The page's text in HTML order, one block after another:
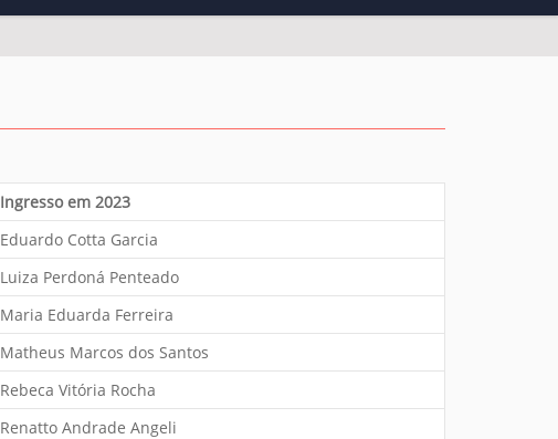
Ingresso em 2023
Eduardo Cotta Garcia
Luiza Perdoná Penteado
Maria Eduarda Ferreira
Matheus Marcos dos Santos
Rebeca Vitória Rocha
Renatto Andrade Angeli